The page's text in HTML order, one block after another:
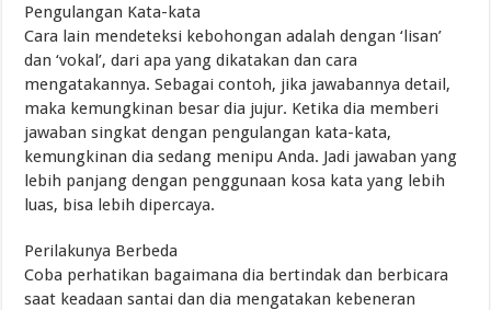
Pengulangan Kata-kata
Cara lain mendeteksi kebohongan adalah dengan ‘lisan’
dan ‘vokal’, dari apa yang dikatakan dan cara
mengatakannya. Sebagai contoh, jika jawabannya detail,
maka kemungkinan besar dia jujur. Ketika dia memberi
jawaban singkat dengan pengulangan kata-kata,
kemungkinan dia sedang menipu Anda. Jadi jawaban yang
lebih panjang dengan penggunaan kosa kata yang lebih
luas, bisa lebih dipercaya.
Perilakunya Berbeda
Coba perhatikan bagaimana dia bertindak dan berbicara
saat keadaan santai dan dia mengatakan kebeneran